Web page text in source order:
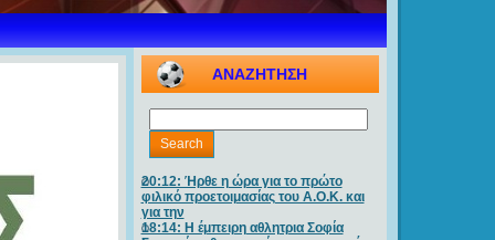
ΑΝΑΖΗΤΗΣΗ
20:12: Ήρθε η ώρα για το πρώτο
φιλικό προετοιμασίας του Α.Ο.Κ. και
για την
18:14: Η έμπειρη αθλητρια Σοφία